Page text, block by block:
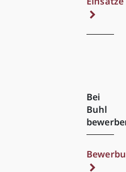
Bei
Buhl